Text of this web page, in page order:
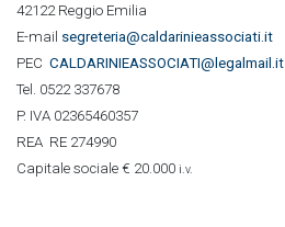
42122 Reggio Emilia
E-mail segreteria@caldarinieassociati.it
PEC CALDARINIEASSOCIATI@legalmail.it
Tel. 0522 337678
P. IVA 02365460357
REA RE 274990
Capitale sociale € 20.000 i.v.